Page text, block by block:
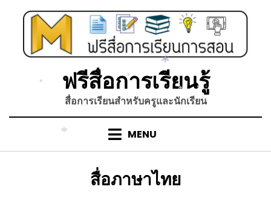
ฟรีสื่อการเรียนรู้
สื่อการเรียนสำหรับครูและนักเรียน
MENU
หมวดหมู่
:
สื่อภาษาไทย
*
*
*
*
*